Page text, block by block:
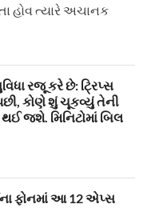
હોવ ત્યારે અચાનક
રજૂ કરે છે: ટ્રિપ્સ
કોણે શું ચૂકવ્યું તેની
જશે. મિનિટોમાં બિલ
ફોનમાં આ 12 એપ્સ